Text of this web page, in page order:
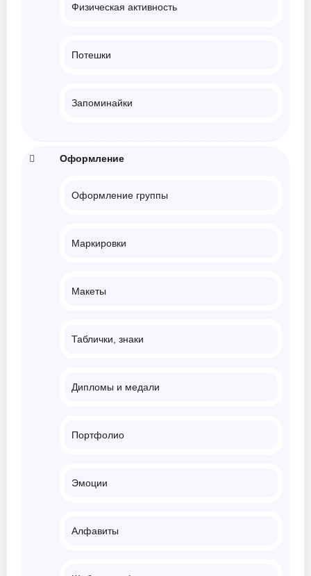
Физическая активность
Потешки
Запоминайки
Оформление
Оформление группы
Маркировки
Макеты
Таблички, знаки
Дипломы и медали
Портфолио
Эмоции
Алфавиты